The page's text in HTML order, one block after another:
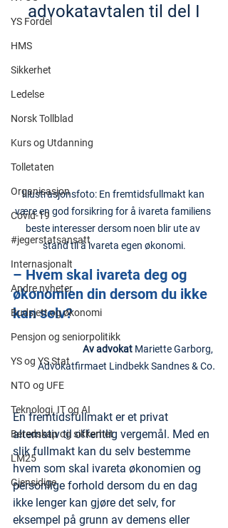
YS Fordel
HMS
Sikkerhet
Ledelse
Norsk Tollblad
Kurs og Utdanning
Tolletaten
Organisasjon
Covid-19
#jegerstatsansatt
Internasjonalt
Andre nyheter
Budsjett og økonomi
Pensjon og seniorpolitikk
YS og YS Stat
NTO og UFE
Teknologi, IT og AI
Beredskap og sikkerhet
LM25
Gjensidige
advokatavtalen til del I
Illustrasjonsfoto: En fremtidsfullmakt kan
være en god forsikring for å ivareta familiens
beste interesser dersom noen blir ute av
stand til å ivareta egen økonomi.
– Hvem skal ivareta deg og
økonomien din dersom du ikke
kan selv?
Av advokat Mariette Garborg,
Advokatfirmaet Lindbekk Sandnes & Co.
En fremtidsfullmakt er et privat
alternativ til offentlig vergemål. Med en
slik fullmakt kan du selv bestemme
hvem som skal ivareta økonomien og
personlige forhold dersom du en dag
ikke lenger kan gjøre det selv, for
eksempel på grunn av demens eller